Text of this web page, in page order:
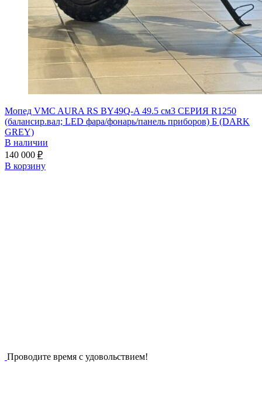
Мопед VMC AURA RS BY49Q-A 49.5 см3 СЕРИЯ R1250
(балансир.вал; LED фара/фонарь/панель приборов) Б (DARK
GREY)
В наличии
140 000 ₽
В корзину
Проводите время с удовольствием!